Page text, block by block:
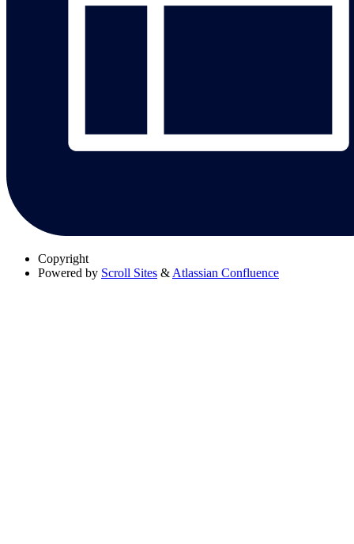
Copyright
Powered by Scroll Sites &Atlassian Confluence